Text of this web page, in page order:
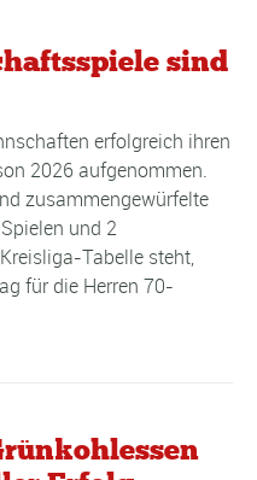
sind
erfolgreich ihren
2026 aufgenommen.
zusammengewürfelte
und 2
Tabelle steht,
für die Herren 70-